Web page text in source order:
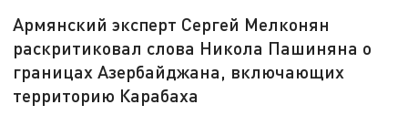
Армянский эксперт Сергей Мелконян
раскритиковал слова Никола Пашиняна о
границах Азербайджана, включающих
территорию Карабаха